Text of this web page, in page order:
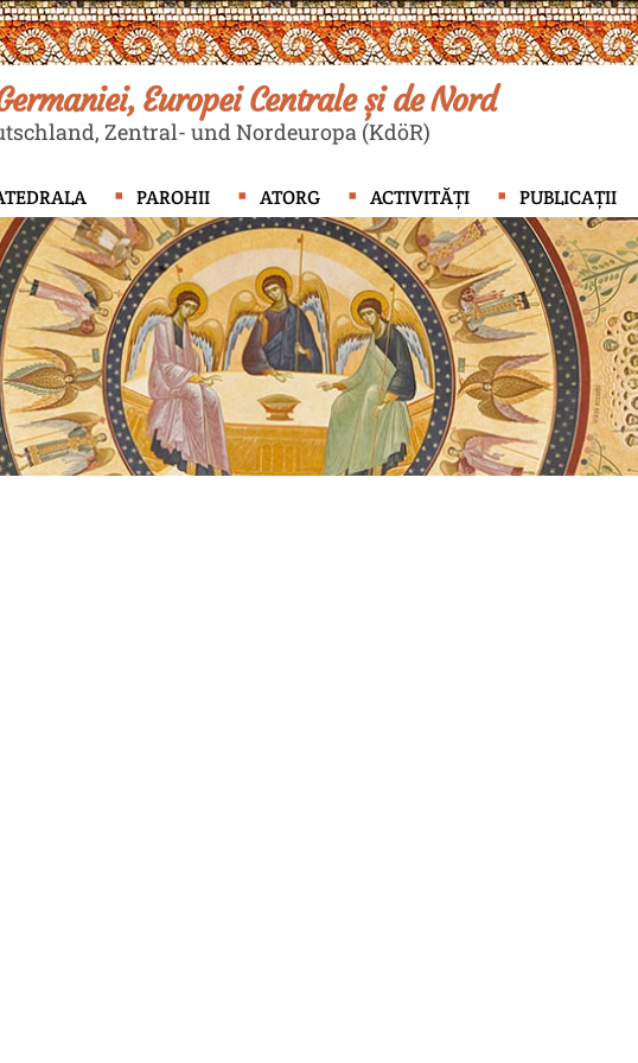
Europei Centrale și de Nord
Zentral- und Nordeuropa (KdöR)
PAROHII ATORG ACTIVITĂȚI PUBLICAȚII